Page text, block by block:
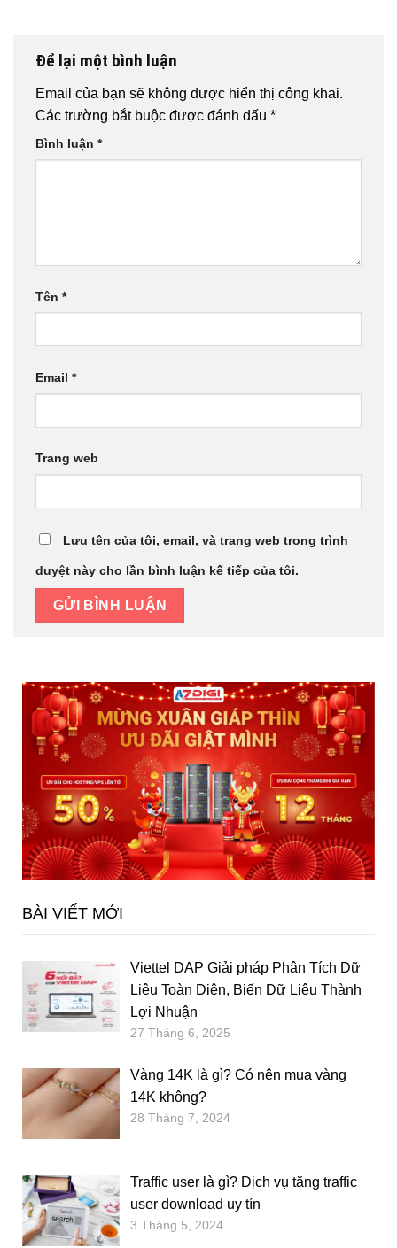
Để lại một bình luận
Email của bạn sẽ không được hiển thị công khai.
Các trường bắt buộc được đánh dấu *
Bình luận *
Tên *
Email *
Trang web
Lưu tên của tôi, email, và trang web trong trình
duyệt này cho lần bình luận kế tiếp của tôi.
BÀI VIẾT MỚI
Viettel DAP Giải pháp Phân Tích Dữ
Liệu Toàn Diện, Biến Dữ Liệu Thành
Lợi Nhuận
27 Tháng 6, 2025
Vàng 14K là gì? Có nên mua vàng
14K không?
28 Tháng 7, 2024
Traffic user là gì? Dịch vụ tăng traffic
user download uy tín
3 Tháng 5, 2024